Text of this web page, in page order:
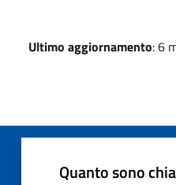
Ultimo aggiornamento: 6
Quanto sono